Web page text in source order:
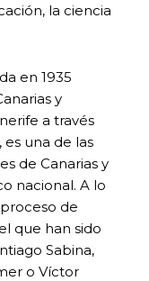
la ciencia
en 1935
y
a través
una de las
de Canarias y
nacional. A lo
de
que han sido
Sabina,
o Víctor